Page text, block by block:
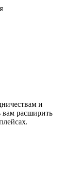
и
вам расширить